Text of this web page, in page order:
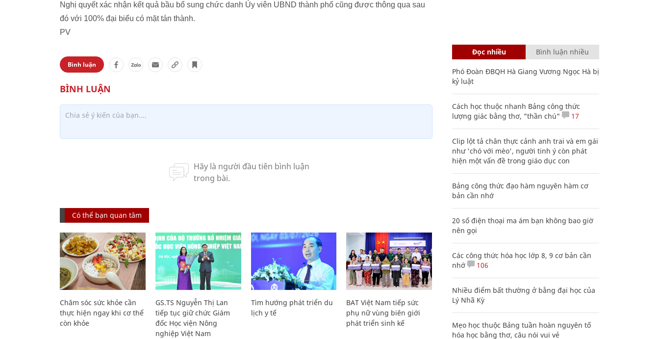
Nghị quyết xác nhận kết quả bầu bổ sung chức danh Ủy viên UBND thành phố cũng được thông qua sau
đó với 100% đại biểu có mặt tán thành.
PV
Bình luận
Có thể bạn quan tâm
Chăm sóc sức khỏe cần
thực hiện ngay khi cơ thể
còn khỏe
GS.TS Nguyễn Thị Lan
tiếp tục giữ chức Giám
đốc Học viện Nông
nghiệp Việt Nam
Tìm hướng phát triển du
lịch y tế
BAT Việt Nam tiếp sức
phụ nữ vùng biên giới
phát triển sinh kế
Đọc nhiều Bình luận nhiều
Phó Đoàn ĐBQH Hà Giang Vương Ngọc Hà bị
kỷ luật
Cách học thuộc nhanh Bảng công thức
lượng giác bằng thơ, "thần chú"
17
Clip lột tả chân thực cảnh anh trai và em gái
như 'chó với mèo', người tinh ý còn phát
hiện một vấn đề trong giáo dục con
Bảng công thức đạo hàm nguyên hàm cơ
bản cần nhớ
20 số điện thoại ma ám bạn không bao giờ
nên gọi
Các công thức hóa học lớp 8, 9 cơ bản cần
nhớ
106
Nhiều điểm bất thường ở bằng đại học của
Lý Nhã Kỳ
Mẹo học thuộc Bảng tuần hoàn nguyên tố
hóa học bằng thơ, câu nói vui vẻ